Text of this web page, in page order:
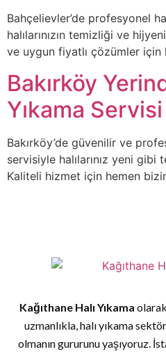
Bahçelievler’de profesyonel
halılarınızın temizliği ve
ve uygun fiyatlı çözümler için
Bakırköy
Yıkama Servisi
Bakırköy’de güvenilir ve
servisiyle halılarınız yeni
Kaliteli hizmet için hemen
Kağıthane Halı Yıkama
uzmanlıkla, halı yıkama
olmanın gururunu yaşıyoruz.